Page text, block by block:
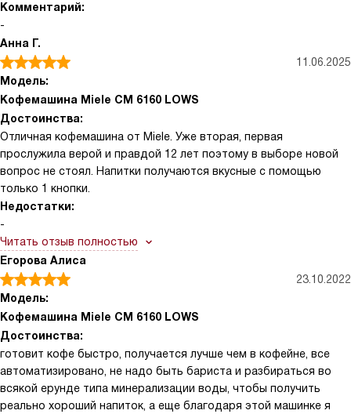
Комментарий:
-
Анна Г.
11.06.2025
Модель:
Кофемашина Miele CM 6160 LOWS
Достоинства:
Отличная кофемашина от Miele. Уже вторая, первая
прослужила верой и правдой 12 лет поэтому в выборе новой
вопрос не стоял. Напитки получаются вкусные с помощью
только 1 кнопки.
Недостатки:
-
Читать отзыв полностью
Егорова Алиса
23.10.2022
Модель:
Кофемашина Miele CM 6160 LOWS
Достоинства:
готовит кофе быстро, получается лучше чем в кофейне, все
автоматизировано, не надо быть бариста и разбираться во
всякой ерунде типа минерализации воды, чтобы получить
реально хороший напиток, а еще благодаря этой машинке я